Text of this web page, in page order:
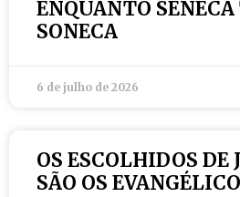
ENQUANTO
SONECA
6 de julho de 2026
OS ESCOLHIDOS DE
SÃO OS